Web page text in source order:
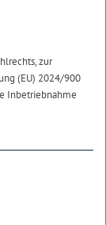
zur
(EU) 2024/900
Inbetriebnahme